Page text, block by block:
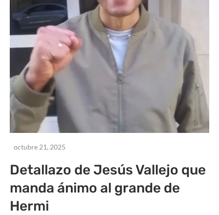
octubre 21, 2025
Detallazo de Jesús Vallejo que
manda ánimo al grande de
Hermi